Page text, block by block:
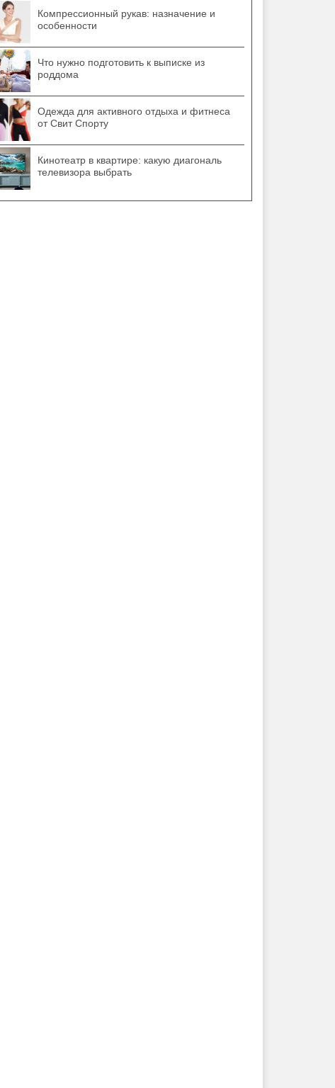
Компрессионный рукав: назначение и
особенности
Что нужно подготовить к выписке из
роддома
Одежда для активного отдыха и фитнеса
от Свит Спорту
Кинотеатр в квартире: какую диагональ
телевизора выбрать